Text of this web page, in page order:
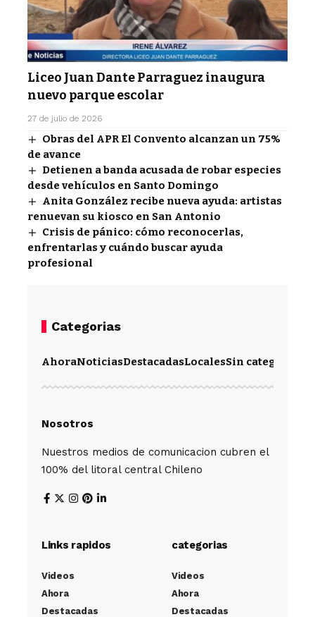
Liceo Juan Dante Parraguez inaugura
nuevo parque escolar
27 de julio de 2026
Obras del APR El Convento alcanzan un 75%
de avance
Detienen a banda acusada de robar especies
desde vehículos en Santo Domingo
Anita González recibe nueva ayuda: artistas
renuevan su kiosco en San Antonio
Crisis de pánico: cómo reconocerlas,
enfrentarlas y cuándo buscar ayuda
profesional
Categorias
AhoraNoticiasDestacadasLocalesSin categoría
Nosotros
Nuestros medios de comunicacion cubren el
100% del litoral central Chileno
Links rapidos
Videos
Ahora
Destacadas
categorias
Videos
Ahora
Destacadas